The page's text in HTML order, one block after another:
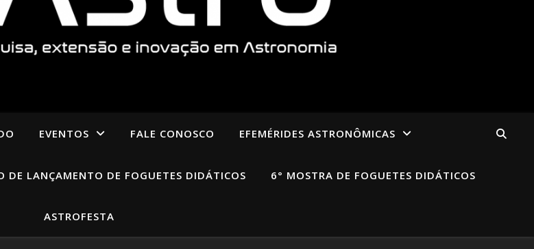
EVENTOS FALE CONOSCO EFEMÉRIDES ASTRONÔMICAS
DE LANÇAMENTO DE FOGUETES DIDÁTICOS 6° MOSTRA DE FOGUETES DIDÁTICOS
ASTROFESTA